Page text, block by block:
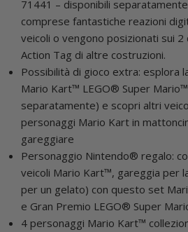
71441 – disponibili
comprese fantastiche reazioni
veicoli o vengono posizionati sui
Action Tag di altre costruzioni.
Possibilità di gioco extra: esplora
Mario Kart™ LEGO® Super
separatamente) e scopri altri
personaggi Mario Kart in
gareggiare
Personaggio Nintendo® regalo:
veicoli Mario Kart™, gareggia per
per un gelato) con questo set
e Gran Premio LEGO® Super
4 personaggi Mario Kart™